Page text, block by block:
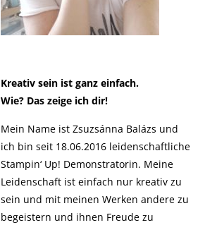
Kreativ sein ist ganz einfach.
Wie? Das zeige ich dir!
Mein Name ist Zsuzsánna Balázs und
ich bin seit 18.06.2016 leidenschaftliche
Stampin‘ Up! Demonstratorin. Meine
Leidenschaft ist einfach nur kreativ zu
sein und mit meinen Werken andere zu
begeistern und ihnen Freude zu